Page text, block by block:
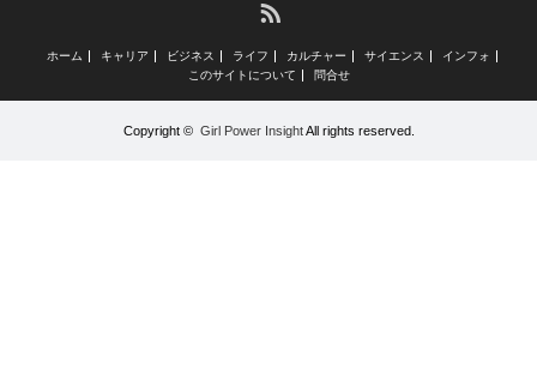
ホーム キャリア ビジネス ライフ カルチャー サイエンス
インフォ
このサイトについて
問合せ
Copyright © Girl Power InsightAll rights reserved.